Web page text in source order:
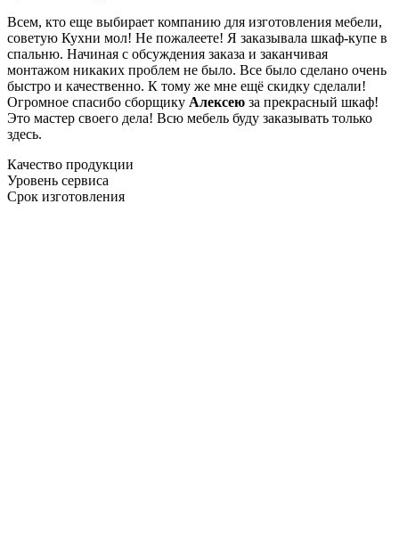
Всем, кто еще выбирает компанию для изготовления мебели,
советую Кухни мол! Не пожалеете! Я заказывала шкаф-купе в
спальню. Начиная с обсуждения заказа и заканчивая
монтажом никаких проблем не было. Все было сделано очень
быстро и качественно. К тому же мне ещё скидку сделали!
Огромное спасибо сборщику Алексею за прекрасный шкаф!
Это мастер своего дела! Всю мебель буду заказывать только
здесь.
Качество продукции
Уровень сервиса
Срок изготовления